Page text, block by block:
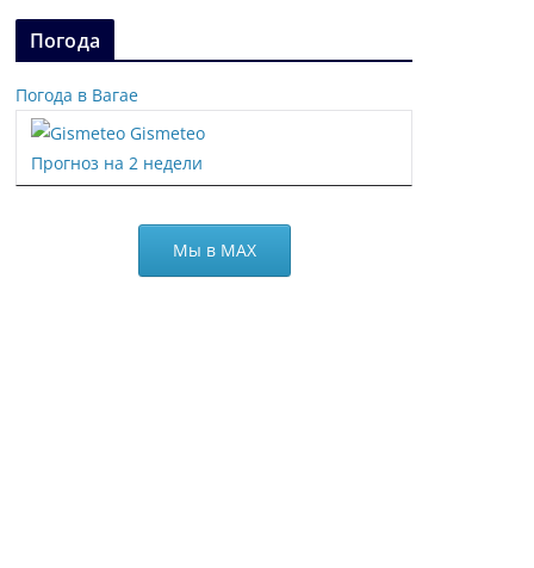
Погода
Погода в Вагае
Gismeteo
Прогноз на 2 недели
Мы в МАХ